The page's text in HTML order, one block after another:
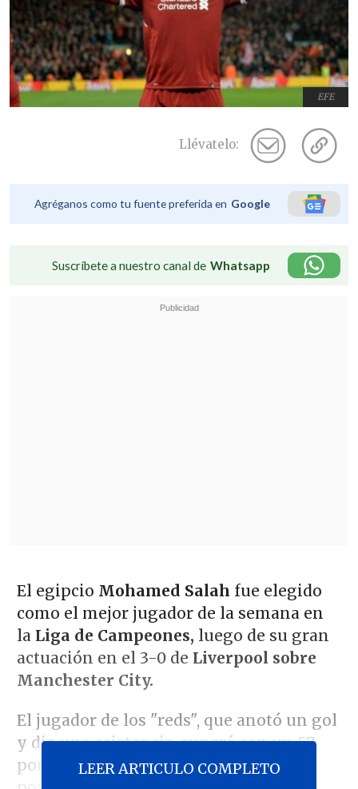
EFE
Llévatelo:
Agréganos como tu fuente preferida en Google
Suscríbete a nuestro canal de Whatsapp
El egipcio Mohamed Salah fue elegido
como el mejor jugador de la semana en
la Liga de Campeones, luego de su gran
actuación en el 3-0 de Liverpool sobre
Manchester City.
El jugador de los "reds", que anotó un gol
y dio una asistencia, superó con un 57
por ciento de las preferencias al
LEER ARTICULO COMPLETO